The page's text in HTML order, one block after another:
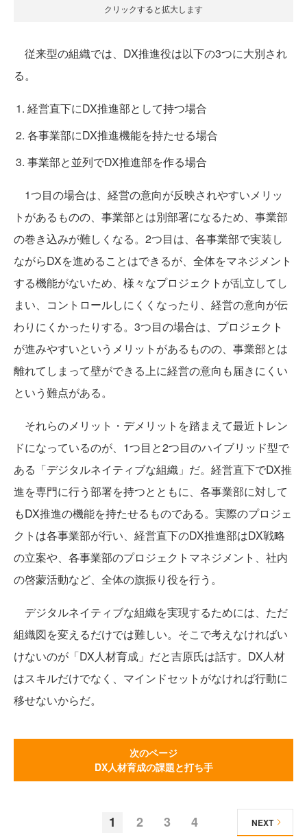
クリックすると拡大します
従来型の組織では、DX推進役は以下の3つに大別され
る。
経営直下にDX推進部として持つ場合
各事業部にDX推進機能を持たせる場合
事業部と並列でDX推進部を作る場合
1つ目の場合は、経営の意向が反映されやすいメリッ
トがあるものの、事業部とは別部署になるため、事業部
の巻き込みが難しくなる。2つ目は、各事業部で実装し
ながらDXを進めることはできるが、全体をマネジメント
する機能がないため、様々なプロジェクトが乱立してし
まい、コントロールしにくくなったり、経営の意向が伝
わりにくかったりする。3つ目の場合は、プロジェクト
が進みやすいというメリットがあるものの、事業部とは
離れてしまって壁ができる上に経営の意向も届きにくい
という難点がある。
それらのメリット・デメリットを踏まえて最近トレン
ドになっているのが、1つ目と2つ目のハイブリッド型で
ある「デジタルネイティブな組織」だ。経営直下でDX推
進を専門に行う部署を持つとともに、各事業部に対して
もDX推進の機能を持たせるものである。実際のプロジェ
クトは各事業部が行い、経営直下のDX推進部はDX戦略
の立案や、各事業部のプロジェクトマネジメント、社内
の啓蒙活動など、全体の旗振り役を行う。
デジタルネイティブな組織を実現するためには、ただ
組織図を変えるだけでは難しい。そこで考えなければい
けないのが「DX人材育成」だと吉原氏は話す。DX人材
はスキルだけでなく、マインドセットがなければ行動に
移せないからだ。
次のページ
DX人材育成の課題と打ち手
1 2 3 4 NEXT